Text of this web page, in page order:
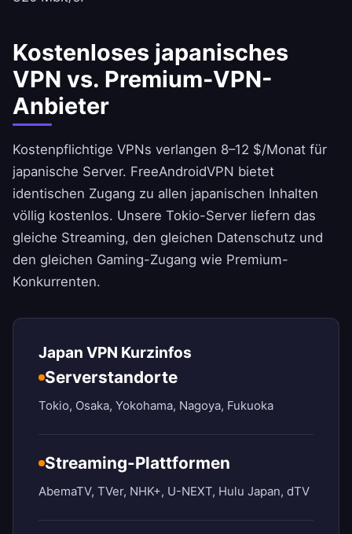
Kostenloses japanisches
VPN vs. Premium-VPN-
Anbieter
Kostenpflichtige VPNs verlangen 8–12 $/Monat für
japanische Server. FreeAndroidVPN bietet
identischen Zugang zu allen japanischen Inhalten
völlig kostenlos. Unsere Tokio-Server liefern das
gleiche Streaming, den gleichen Datenschutz und
den gleichen Gaming-Zugang wie Premium-
Konkurrenten.
Japan VPN Kurzinfos
Serverstandorte
Tokio, Osaka, Yokohama, Nagoya, Fukuoka
Streaming-Plattformen
AbemaTV, TVer, NHK+, U-NEXT, Hulu Japan, dTV